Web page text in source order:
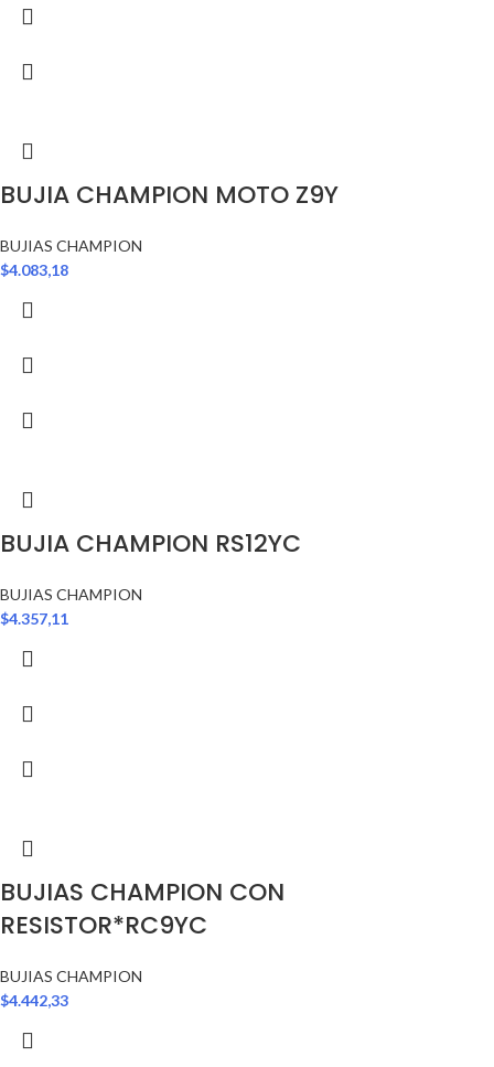
BUJIA CHAMPION MOTO Z9Y
BUJIAS CHAMPION
$4.083,18
BUJIA CHAMPION RS12YC
BUJIAS CHAMPION
$4.357,11
BUJIAS CHAMPION CON
RESISTOR*RC9YC
BUJIAS CHAMPION
$4.442,33